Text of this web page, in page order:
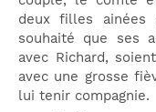
deux filles ainées
souhaité que ses
avec Richard,
avec une grosse
lui tenir compagnie.